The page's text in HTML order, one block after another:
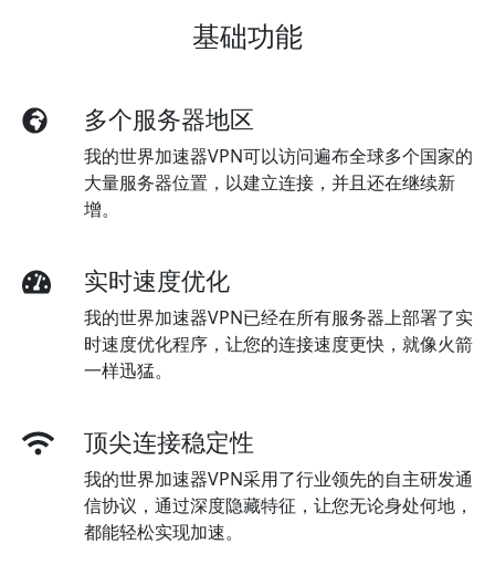
基础功能
多个服务器地区
我的世界加速器VPN可以访问遍布全球多个国家的
大量服务器位置，以建立连接，并且还在继续新
增。
实时速度优化
我的世界加速器VPN已经在所有服务器上部署了实
时速度优化程序，让您的连接速度更快，就像火箭
一样迅猛。
顶尖连接稳定性
我的世界加速器VPN采用了行业领先的自主研发通
信协议，通过深度隐藏特征，让您无论身处何地，
都能轻松实现加速。